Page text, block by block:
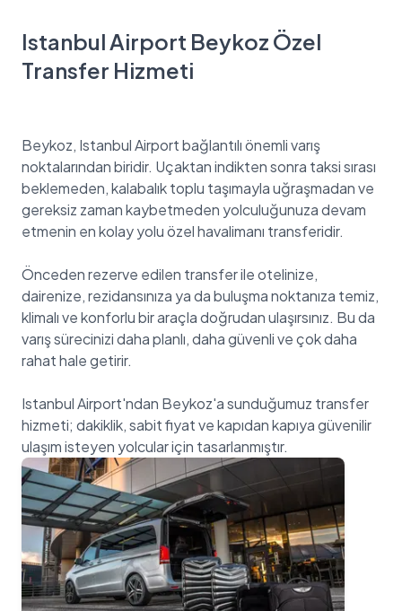
Istanbul Airport Beykoz Özel
Transfer Hizmeti
Beykoz, Istanbul Airport bağlantılı önemli varış
noktalarından biridir. Uçaktan indikten sonra taksi sırası
beklemeden, kalabalık toplu taşımayla uğraşmadan ve
gereksiz zaman kaybetmeden yolculuğunuza devam
etmenin en kolay yolu özel havalimanı transferidir.
Önceden rezerve edilen transfer ile otelinize,
dairenize, rezidansınıza ya da buluşma noktanıza temiz,
klimalı ve konforlu bir araçla doğrudan ulaşırsınız. Bu da
varış sürecinizi daha planlı, daha güvenli ve çok daha
rahat hale getirir.
Istanbul Airport'ndan Beykoz'a sunduğumuz transfer
hizmeti; dakiklik, sabit fiyat ve kapıdan kapıya güvenilir